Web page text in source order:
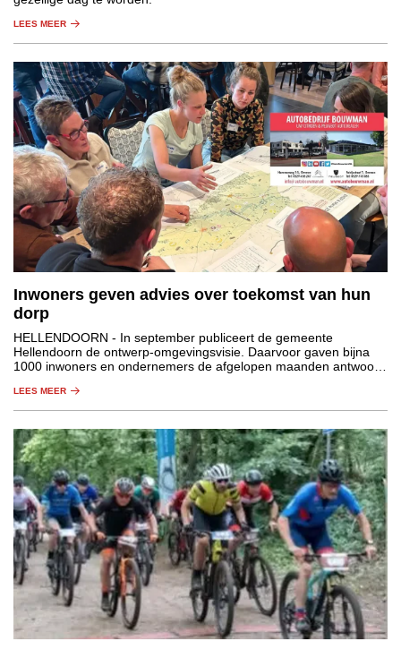
LEES MEER
Inwoners geven advies over toekomst van hun
dorp
HELLENDOORN - In september publiceert de gemeente
Hellendoorn de ontwerp-omgevingsvisie. Daarvoor gaven bijna
1000 inwoners en ondernemers de afgelopen maanden antwoord
2040?’
LEES MEER